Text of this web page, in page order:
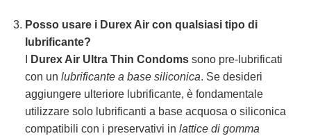
Posso usare i Durex Air con qualsiasi tipo di
lubrificante?
Durex Air Ultra Thin Condomssono pre-lubrificati
con un lubrificante a base siliconica. Se desideri
aggiungere ulteriore lubrificante, è fondamentale
utilizzare solo lubrificanti a base acquosa o siliconica
compatibili con i preservativi in lattice di gomma